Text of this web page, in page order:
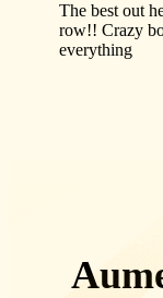
The best out
row!! Crazy
everything